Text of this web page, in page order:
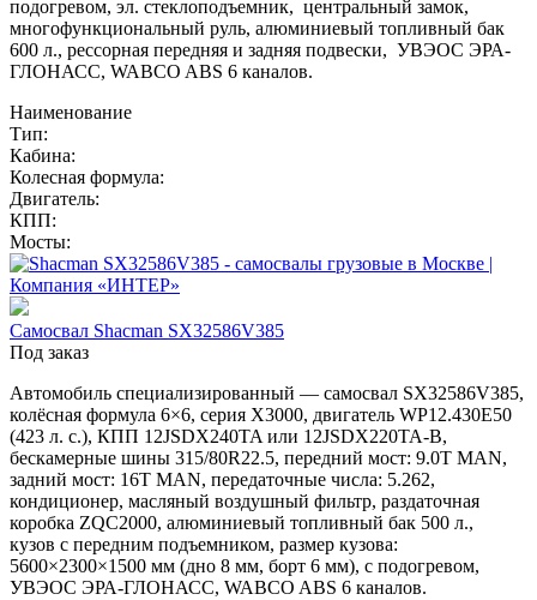
подогревом, эл. стеклоподъемник, центральный замок,
многофункциональный руль, алюминиевый топливный бак
600 л., рессорная передняя и задняя подвески, УВЭОС ЭРА-
ГЛОНАСС, WABCO ABS 6 каналов.
Наименование
Тип:
Кабина:
Колесная формула:
Двигатель:
КПП:
Мосты:
Самосвал Shacman SX32586V385
Под заказ
Автомобиль специализированный — самосвал SX32586V385,
колёсная формула 6×6, серия X3000, двигатель WP12.430E50
(423 л. с.), КПП 12JSDX240TA или 12JSDX220TA-B,
бескамерные шины 315/80R22.5, передний мост: 9.0T MAN,
задний мост: 16T MAN, передаточные числа: 5.262,
кондиционер, масляный воздушный фильтр, раздаточная
коробка ZQC2000, алюминиевый топливный бак 500 л.,
кузов с передним подъемником, размер кузова:
5600×2300×1500 мм (дно 8 мм, борт 6 мм), с подогревом,
УВЭОС ЭРА-ГЛОНАСС, WABCO ABS 6 каналов.